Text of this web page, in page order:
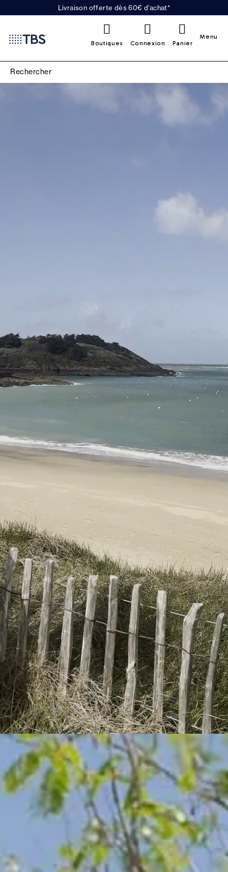
Livraison offerte dès 60€ d'achat*
Boutiques Connexion Panier
Menu